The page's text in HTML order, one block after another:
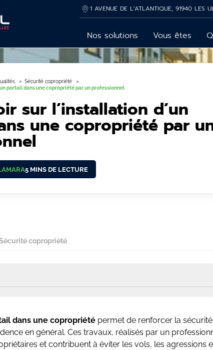
1 AVENUE DE L'ATLANTIQUE, 91940 LES
Nos solutions Vous êtes
Sécurité copropriété
portail dans une copropriété par un professionnel
sur l’installation d’un
une copropriété par
5 MINS DE LECTURE
copropriété
dans une copropriétépermet de renforcer la
en général. Ces travaux, réalisés par un
et contribuent à éviter les vols, les agressions